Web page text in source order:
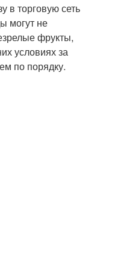
в торговую сеть
могут не
фрукты,
условиях за
по порядку.